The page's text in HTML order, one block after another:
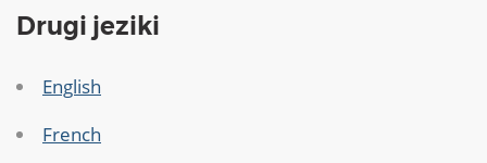
Drugi jeziki
English
French